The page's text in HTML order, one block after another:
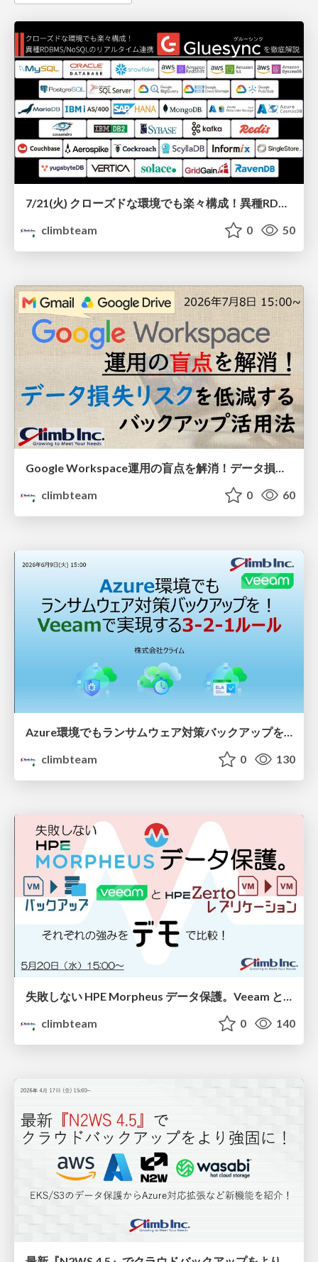
7/21(火) クローズドな環境でも楽々構成！異種RDBMS/NoSQLのリアルタイム連携『Gluesync』を徹底解説
climbteam
0 50
climbteam
0 60
Azure環境でもランサムウェア対策バックアップを！Veeamで実現する3-2-1ルール
climbteam
0 130
失敗しない HPE Morpheus データ保護。Veeam と HPE Zerto、それぞれの強みをデモで比較！
climbteam
0 140